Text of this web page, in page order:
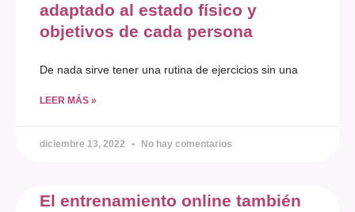
adaptado al estado físico y
objetivos de cada persona
De nada sirve tener una rutina de ejercicios sin una
LEER MÁS »
diciembre 13, 2022 No hay comentarios
El entrenamiento online también